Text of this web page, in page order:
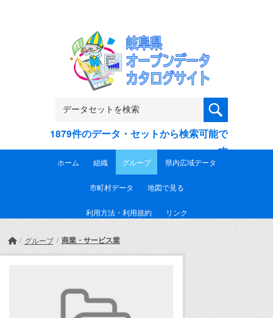
1879件のデータ・セットから検索可能で
す
ホーム 組織 グループ 県内広域データ
市町村データ 地図で見る
利用方法・利用規約 リンク
グループ 商業・サービス業